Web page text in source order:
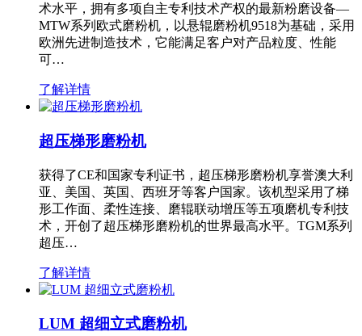
术水平，拥有多项自主专利技术产权的最新粉磨设备—
MTW系列欧式磨粉机，以悬辊磨粉机9518为基础，采用
欧洲先进制造技术，它能满足客户对产品粒度、性能
可…
了解详情
超压梯形磨粉机
获得了CE和国家专利证书，超压梯形磨粉机享誉澳大利
亚、美国、英国、西班牙等客户国家。该机型采用了梯
形工作面、柔性连接、磨辊联动增压等五项磨机专利技
术，开创了超压梯形磨粉机的世界最高水平。TGM系列
超压…
了解详情
LUM 超细立式磨粉机